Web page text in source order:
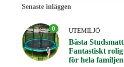
Senaste inläggen
0 UTEMILJÖ
Bästa
Fantastiskt
för hela